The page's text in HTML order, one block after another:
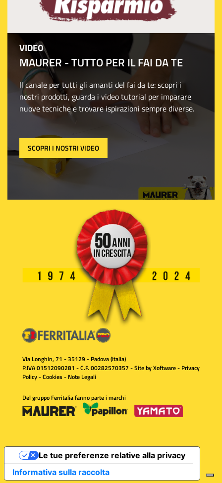
VIDEO
MAURER - TUTTO PER IL FAI DA TE
Il canale per tutti gli amanti del fai da te: scopri i
nostri prodotti, guarda i video tutorial per imparare
nuove tecniche e trovare ispirazioni sempre diverse.
SCOPRI I NOSTRI VIDEO
Via Longhin, 71 - 35129 - Padova (Italia)
P.IVA 01512090281 - C.F. 00282570357 - Site byXoftware- Privacy
Policy-Cookies- Note Legali
Del gruppo Ferritalia fanno parte i marchi
Informativa sulla raccolta
Le tue preferenze relative alla privacy